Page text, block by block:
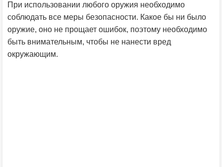
При использовании любого оружия необходимо
соблюдать все меры безопасности. Какое бы ни было
оружие, оно не прощает ошибок, поэтому необходимо
быть внимательным, чтобы не нанести вред
окружающим.